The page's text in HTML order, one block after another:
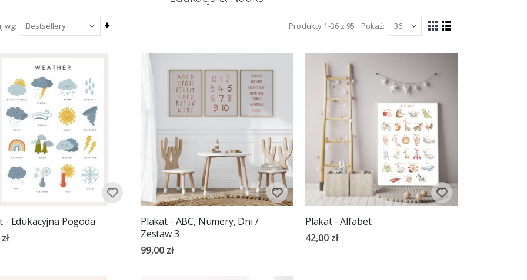
wg
Ustaw
Produkty 1-36z 95 Pokaż
Zobacz
Siatka
Lista
- Edukacyjna Pogoda
Plakat - ABC, Numery, Dni /
Zestaw 3
99,00 zł
Plakat - Alfabet
42,00 zł